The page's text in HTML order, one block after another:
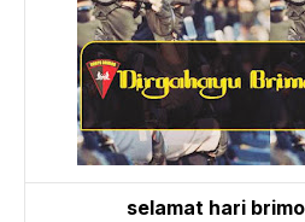
selamat hari